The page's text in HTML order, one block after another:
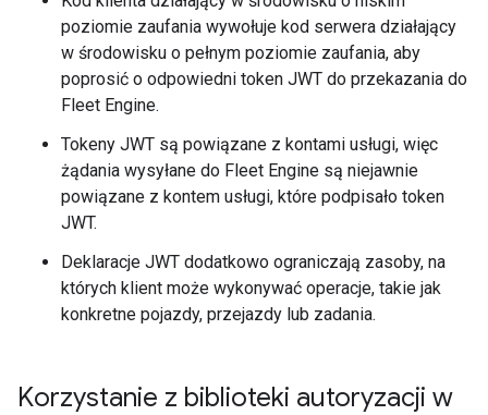
poziomie zaufania wywołuje kod serwera działający
w środowisku o pełnym poziomie zaufania, aby
poprosić o odpowiedni token JWT do przekazania do
Fleet Engine.
Tokeny JWT są powiązane z kontami usługi, więc
żądania wysyłane do Fleet Engine są niejawnie
powiązane z kontem usługi, które podpisało token
JWT.
Deklaracje JWT dodatkowo ograniczają zasoby, na
których klient może wykonywać operacje, takie jak
konkretne pojazdy, przejazdy lub zadania.
Korzystanie z biblioteki autoryzacji w